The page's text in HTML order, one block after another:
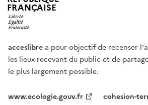
FRANÇAISE
acceslibre a pour objectif de recenser
les lieux recevant du public et de
le plus largement possible.
www.ecologie.gouv.fr
cohesion-